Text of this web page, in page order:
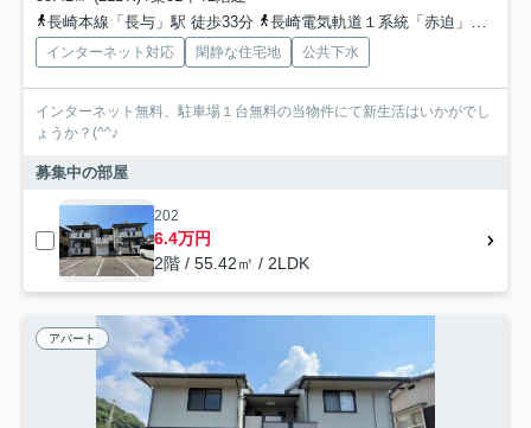
長崎本線「長与」駅 徒歩33分
長崎電気軌道１系統「赤迫」駅 徒歩77分
インターネット対応 閑静な住宅地 公共下水
インターネット無料、駐車場１台無料の当物件にて新生活はいかがでし
ょうか？(^^♪
募集中の部屋
202
6.4万円
2階 / 55.42㎡ / 2LDK
アパート